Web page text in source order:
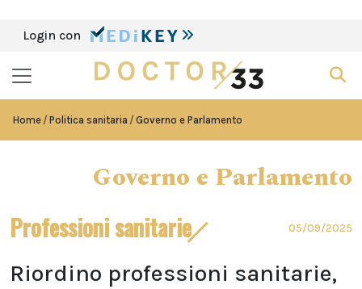
Login con
Home Politica sanitaria Governo e Parlamento
Governo e Parlamento
Professioni sanitarie 05/09/2025
Riordino professioni sanitarie,